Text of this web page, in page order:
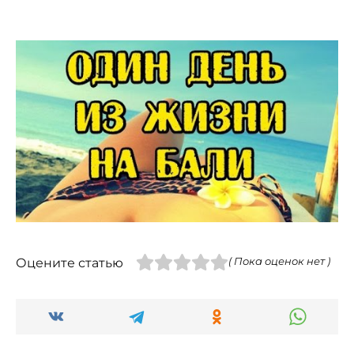
Оцените статью ( Пока оценок нет )
Похожие темы: